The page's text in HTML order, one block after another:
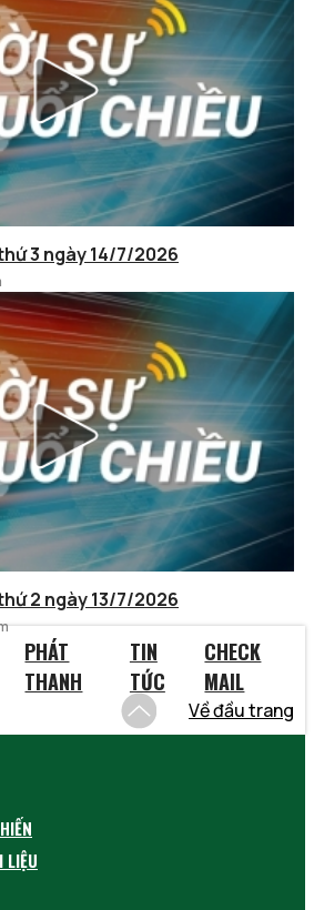
3 ngày 14/7/2026
2 ngày 13/7/2026
PHÁT
THANH
TIN
TỨC
CHECK
MAIL
Về đầu trang
LIỆU